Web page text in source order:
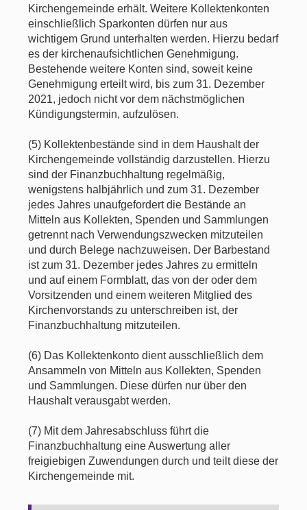
Kirchengemeinde erhält. Weitere Kollektenkonten
einschließlich Sparkonten dürfen nur aus
wichtigem Grund unterhalten werden. Hierzu bedarf
es der kirchenaufsichtlichen Genehmigung.
Bestehende weitere Konten sind, soweit keine
Genehmigung erteilt wird, bis zum 31. Dezember
2021, jedoch nicht vor dem nächstmöglichen
Kündigungstermin, aufzulösen.
(5) Kollektenbestände sind in dem Haushalt der
Kirchengemeinde vollständig darzustellen. Hierzu
sind der Finanzbuchhaltung regelmäßig,
wenigstens halbjährlich und zum 31. Dezember
jedes Jahres unaufgefordert die Bestände an
Mitteln aus Kollekten, Spenden und Sammlungen
getrennt nach Verwendungszwecken mitzuteilen
und durch Belege nachzuweisen. Der Barbestand
ist zum 31. Dezember jedes Jahres zu ermitteln
und auf einem Formblatt, das von der oder dem
Vorsitzenden und einem weiteren Mitglied des
Kirchenvorstands zu unterschreiben ist, der
Finanzbuchhaltung mitzuteilen.
(6) Das Kollektenkonto dient ausschließlich dem
Ansammeln von Mitteln aus Kollekten, Spenden
und Sammlungen. Diese dürfen nur über den
Haushalt verausgabt werden.
(7) Mit dem Jahresabschluss führt die
Finanzbuchhaltung eine Auswertung aller
freigiebigen Zuwendungen durch und teilt diese der
Kirchengemeinde mit.